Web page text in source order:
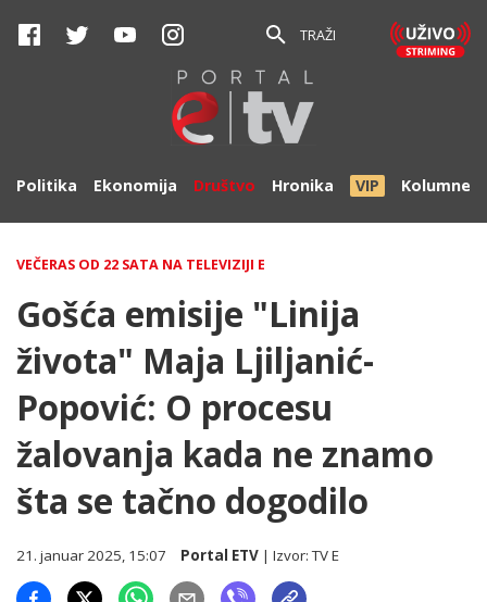
TRAŽI
Politika Ekonomija Društvo Hronika VIP Kolumne
VEČERAS OD 22 SATA NA TELEVIZIJI E
Gošća emisije "Linija
života" Maja Ljiljanić-
Popović: O procesu
žalovanja kada ne znamo
šta se tačno dogodilo
21. januar 2025, 15:07 Portal ETV | Izvor:TV E